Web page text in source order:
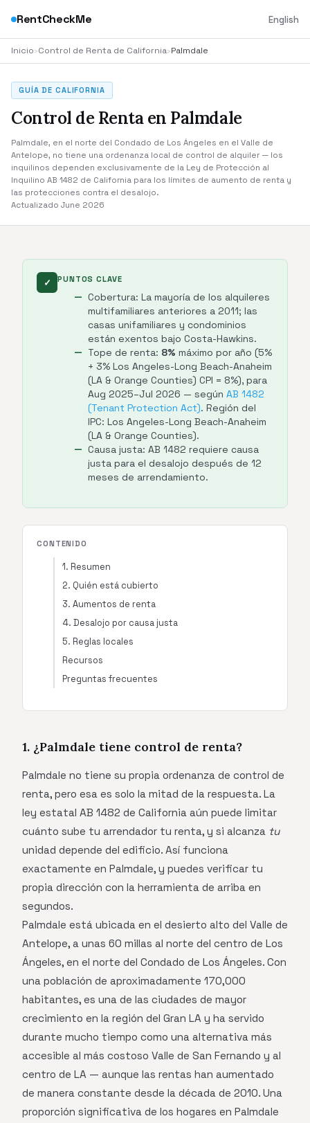
RentCheckMe English
Inicio›Control de Renta de California›Palmdale
GUÍA DE CALIFORNIA
Control de Renta en Palmdale
Palmdale, en el norte del Condado de Los Ángeles en el Valle de
Antelope, no tiene una ordenanza local de control de alquiler — los
inquilinos dependen exclusivamente de la Ley de Protección al
Inquilino AB 1482 de California para los límites de aumento de renta y
las protecciones contra el desalojo.
Actualizado June 2026
✓ PUNTOS CLAVE
Cobertura: La mayoría de los alquileres
multifamiliares anteriores a 2011; las
casas unifamiliares y condominios
están exentos bajo Costa-Hawkins.
Tope de renta: 8% máximo por año (5%
+ 3% Los Angeles-Long Beach-Anaheim
(LA & Orange Counties) CPI = 8%), para
Aug 2025–Jul 2026 — según AB 1482
(Tenant Protection Act). Región del
IPC: Los Angeles-Long Beach-Anaheim
(LA & Orange Counties).
Causa justa: AB 1482 requiere causa
justa para el desalojo después de 12
meses de arrendamiento.
CONTENIDO
1. Resumen
2. Quién está cubierto
3. Aumentos de renta
4. Desalojo por causa justa
5. Reglas locales
Recursos
Preguntas frecuentes
1. ¿Palmdale tiene control de renta?
Palmdale no tiene su propia ordenanza de control de
renta, pero esa es solo la mitad de la respuesta. La
ley estatal AB 1482 de California aún puede limitar
cuánto sube tu arrendador tu renta, y si alcanza tu
unidad depende del edificio. Así funciona
exactamente en Palmdale, y puedes verificar tu
propia dirección con la herramienta de arriba en
segundos.
Palmdale está ubicada en el desierto alto del Valle de
Antelope, a unas 60 millas al norte del centro de Los
Ángeles, en el norte del Condado de Los Ángeles. Con
una población de aproximadamente 170,000
habitantes, es una de las ciudades de mayor
crecimiento en la región del Gran LA y ha servido
durante mucho tiempo como una alternativa más
accesible al más costoso Valle de San Fernando y al
centro de LA — aunque las rentas han aumentado
de manera constante desde la década de 2010. Una
proporción significativa de los hogares en Palmdale